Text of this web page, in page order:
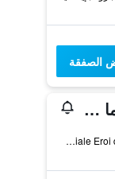
الصفقة
مركيور روما ويست
Viale Eroi di Cefalonia 301, روما, إيطاليا